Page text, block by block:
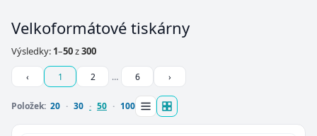
Velkoformátové tiskárny
Výsledky: 1–50z300
‹ 1 2 … 6 ›
Položek: 20 30 50 100